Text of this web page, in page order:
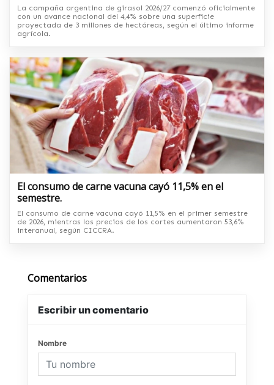
La campaña argentina de girasol 2026/27 comenzó oficialmente
con un avance nacional del 4,4% sobre una superficie
proyectada de 3 millones de hectáreas, según el último informe
agrícola.
El consumo de carne vacuna cayó 11,5% en el
semestre.
El consumo de carne vacuna cayó 11,5% en el primer semestre
de 2026, mientras los precios de los cortes aumentaron 53,6%
interanual, según CICCRA.
Comentarios
Escribir un comentario
Nombre